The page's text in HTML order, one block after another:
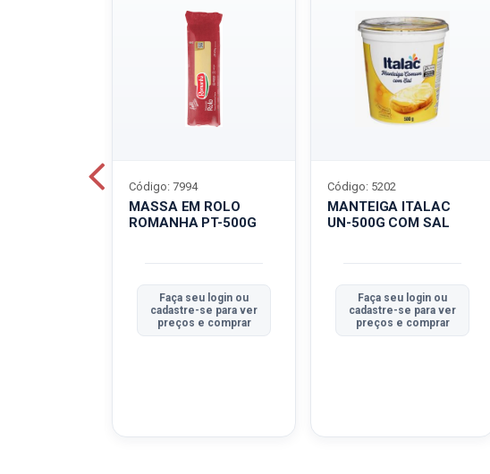
MASSA EM ROLO
ROMANHA PT-500G
Código: 7994
Faça seu login ou
cadastre-se para ver
preços e comprar
MANTEIGA ITALAC
UN-500G COM SAL
Código: 5202
Faça seu login ou
cadastre-se para ver
preços e comprar